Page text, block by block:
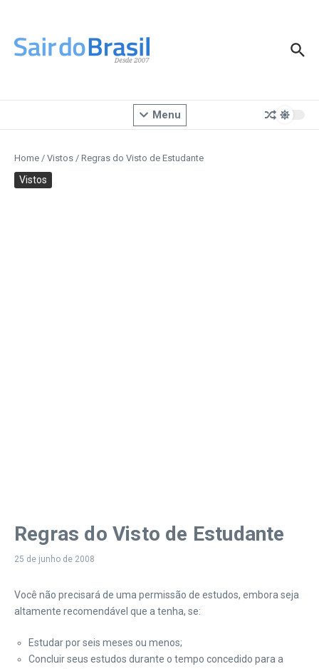
Menu
Home / Vistos / Regras do Visto de Estudante
Vistos
Regras do Visto de Estudante
25 de junho de 2008
Você não precisará de uma permissão de estudos, embora seja
altamente recomendável que a tenha, se:
Estudar por seis meses ou menos;
Concluir seus estudos durante o tempo concedido para a